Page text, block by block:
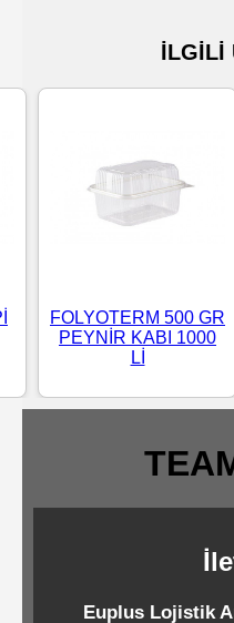
Su
Standart
Islak
Pipetler
İLGİLİ
FOLYOTERM 500 GR
PEYNİR KABI 1000
Lİ
Euplus Lojistik